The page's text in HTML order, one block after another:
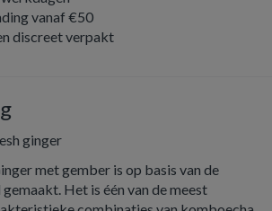
vanaf €50
discreet verpakt
ginger
met gember is op basis van de
Het is één van de meest